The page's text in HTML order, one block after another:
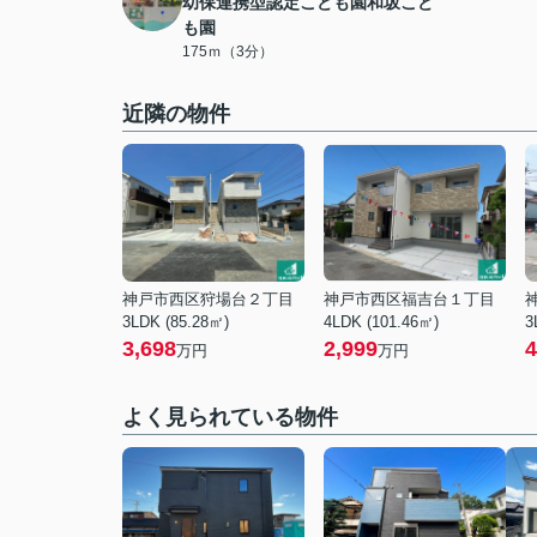
も園
175ｍ（3分）
近隣の物件
神戸市西区狩場台２丁目
3LDK (85.28㎡)
3,698万円
神戸市西区福吉台１丁目
4LDK (101.46㎡)
2,999万円
よく見られている物件